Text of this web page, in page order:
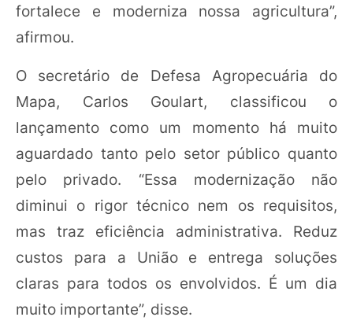
fortalece e moderniza nossa agricultura”,
afirmou.
O secretário de Defesa Agropecuária do
Mapa, Carlos Goulart, classificou o
lançamento como um momento há muito
aguardado tanto pelo setor público quanto
pelo privado. “Essa modernização não
diminui o rigor técnico nem os requisitos,
mas traz eficiência administrativa. Reduz
custos para a União e entrega soluções
claras para todos os envolvidos. É um dia
muito importante”, disse.